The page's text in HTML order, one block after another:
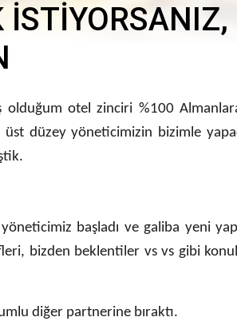
olduğum otel zinciri %100
düzey yöneticimizin bizimle
başladı ve galiba yeni
bizden beklentiler vs vs gibi
diğer partnerine bıraktı.